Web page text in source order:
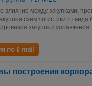
влияние между закупками,
и схем логистики от
закупок и
по E-mail
построения